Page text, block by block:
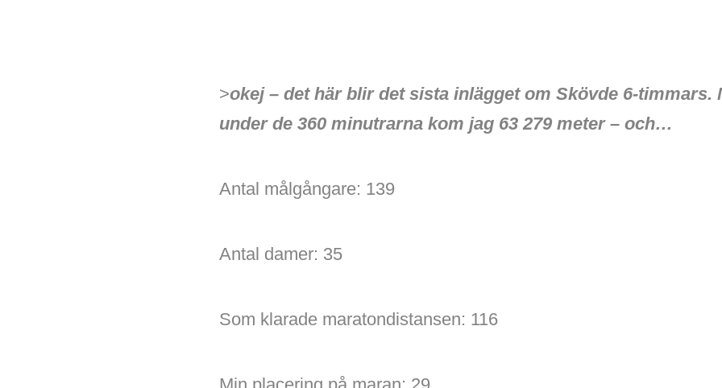
>okej – det här blir det sista inlägget om Skövde 6-timmars.
under de 360 minutrarna kom jag 63 279 meter – och…
Antal målgångare: 139
Antal damer: 35
Som klarade maratondistansen: 116